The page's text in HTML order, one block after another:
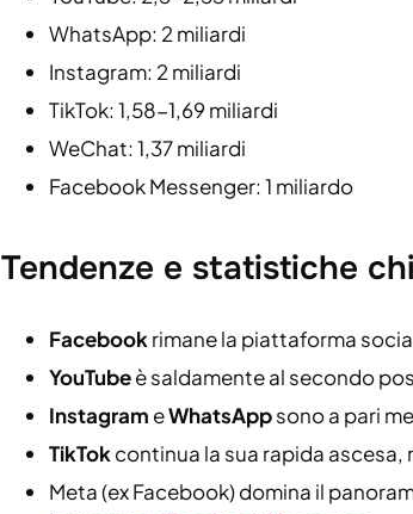
WhatsApp: 2 miliardi
Instagram: 2 miliardi
TikTok: 1,58-1,69 miliardi
WeChat: 1,37 miliardi
Facebook Messenger: 1 miliardo
Tendenze e statistiche
Facebookrimane la piattaforma
YouTubeè saldamente al secondo
Instagram eWhatsAppsono a pari
TikTokcontinua la sua rapida
Meta (ex Facebook) domina il